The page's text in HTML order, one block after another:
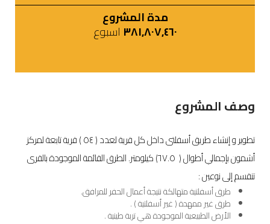
مدة المشروع
٣٨١,٨٠٧,٤٦٠ اسبوع
وصف المشروع
تطوير و إنشاء طريق أسفلتى داخل كل قرية لعدد ( ٥٤ ) قرية تابعة لمركز
أشمون بإجمالي أطوال ( ٦٧.٥) كيلومتر. الطرق القائمة الموجودة بالقرى
تنقسم إلى نوعين :
طرق أسفلتية متهالكة نتيجة أعمال الحفر للمرافق.
طرق غير ممهدة ( غير أسفلتية ) .
الأرض الطبيعية الموجودة هي تربة طينية .